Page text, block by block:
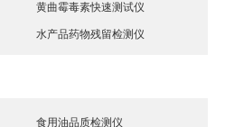
黄曲霉毒素快速测试仪
水产品药物残留检测仪
食用油品质检测仪